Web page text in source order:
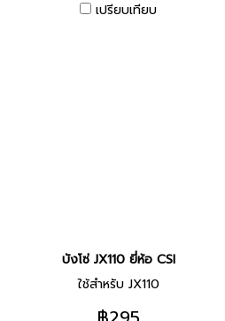
เปรียบเทียบ
บังโซ่ JX110 ยี่ห้อ CSI
ใช้สำหรับ JX110